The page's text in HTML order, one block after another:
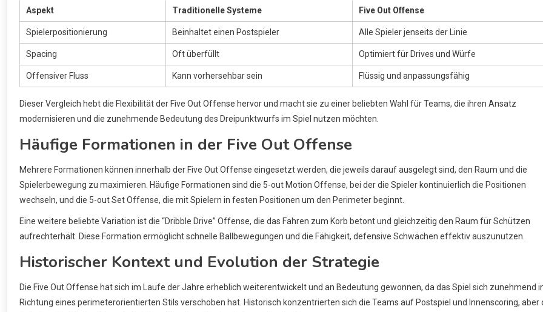
Aspekt Traditionelle Systeme Five Out Offense
Spielerpositionierung Beinhaltet einen Postspieler Alle Spieler jenseits der Linie
Spacing Oft überfüllt Optimiert für Drives und Würfe
Offensiver Fluss Kann vorhersehbar sein Flüssig und anpassungsfähig
Dieser Vergleich hebt die Flexibilität der Five Out Offense hervor und macht sie zu einer beliebten Wahl für Teams, die ihren Ansatz
modernisieren und die zunehmende Bedeutung des Dreipunktwurfs im Spiel nutzen möchten.
Häufige Formationen in der Five Out Offense
Mehrere Formationen können innerhalb der Five Out Offense eingesetzt werden, die jeweils darauf ausgelegt sind, den Raum und die
Spielerbewegung zu maximieren. Häufige Formationen sind die 5-out Motion Offense, bei der die Spieler kontinuierlich die Positionen
wechseln, und die 5-out Set Offense, die mit Spielern in festen Positionen um den Perimeter beginnt.
Eine weitere beliebte Variation ist die “Dribble Drive” Offense, die das Fahren zum Korb betont und gleichzeitig den Raum für Schützen
aufrechterhält. Diese Formation ermöglicht schnelle Ballbewegungen und die Fähigkeit, defensive Schwächen effektiv auszunutzen.
Historischer Kontext und Evolution der Strategie
Die Five Out Offense hat sich im Laufe der Jahre erheblich weiterentwickelt und an Bedeutung gewonnen, da das Spiel sich zunehmend
Richtung eines perimeterorientierten Stils verschoben hat. Historisch konzentrierten sich die Teams auf Postspiel und Innenscoring, aber